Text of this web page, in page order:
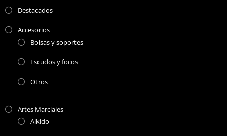
Destacados
Accesorios
Bolsas y soportes
Escudos y focos
Otros
Artes Marciales
Aikido